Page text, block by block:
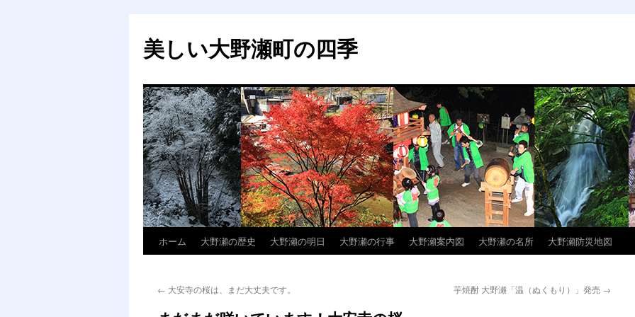
美しい大野瀬町の四季
ホーム 大野瀬の歴史 大野瀬の明日 大野瀬の行事 大野瀬案内図 大野瀬の名所 大野瀬防災地図
← 大安寺の桜は、まだ大丈夫です。 芋焼酎 大野瀬「温（ぬくもり）」発売 →